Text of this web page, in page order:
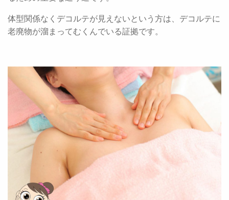
体型関係なくデコルテが見えないという方は、デコルテに
老廃物が溜まってむくんでいる証拠です。